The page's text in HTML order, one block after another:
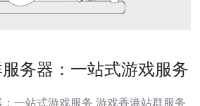
务器：一站式游戏服务
戏服务 游戏香港站群服务